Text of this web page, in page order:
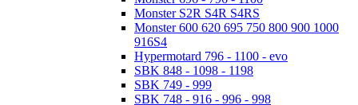
Monster S2R S4R S4RS
Monster 600 620 695 750 800 900 1000
916S4
Hypermotard 796 - 1100 - evo
SBK 848 - 1098 - 1198
SBK 749 - 999
SBK 748 - 916 - 996 - 998